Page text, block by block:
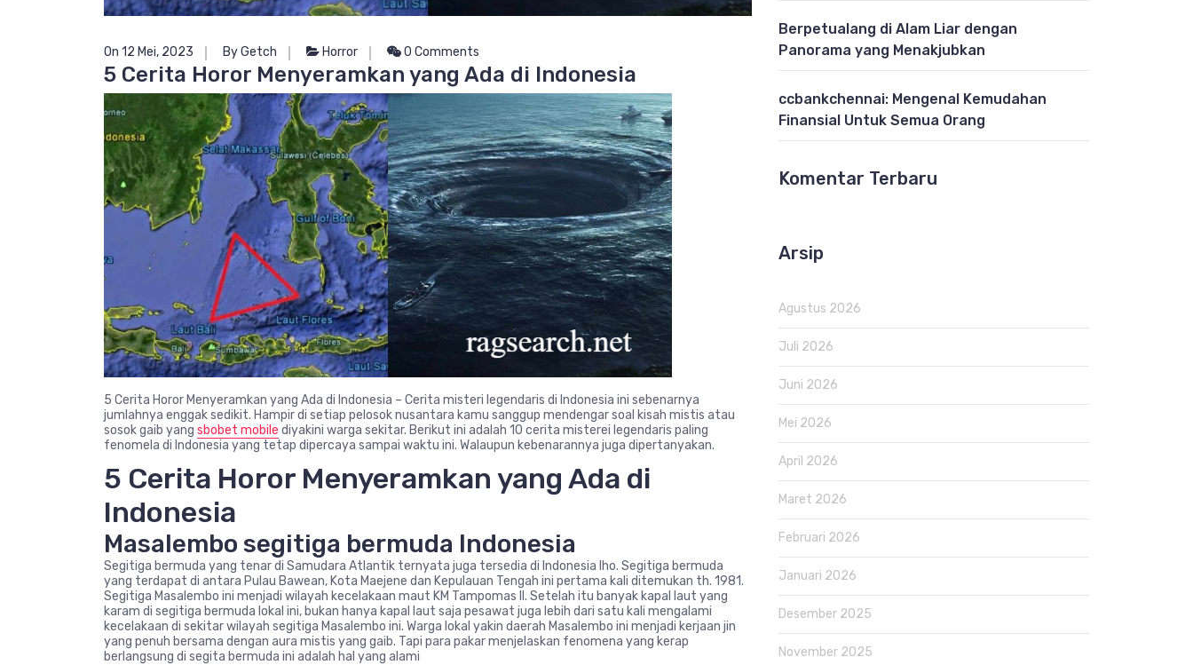
On 12 Mei, 2023 By Getch Horror 0 Comments
5 Cerita Horor Menyeramkan yang Ada di Indonesia
5 Cerita Horor Menyeramkan yang Ada di Indonesia – Cerita misteri legendaris di Indonesia ini sebenarnya
jumlahnya enggak sedikit. Hampir di setiap pelosok nusantara kamu sanggup mendengar soal kisah mistis atau
sosok gaib yang sbobet mobile diyakini warga sekitar. Berikut ini adalah 10 cerita misterei legendaris paling
fenomela di Indonesia yang tetap dipercaya sampai waktu ini. Walaupun kebenarannya juga dipertanyakan.
5 Cerita Horor Menyeramkan yang Ada di
Indonesia
Masalembo segitiga bermuda Indonesia
Segitiga bermuda yang tenar di Samudara Atlantik ternyata juga tersedia di Indonesia lho. Segitiga bermuda
yang terdapat di antara Pulau Bawean, Kota Maejene dan Kepulauan Tengah ini pertama kali ditemukan th. 1981.
Segitiga Masalembo ini menjadi wilayah kecelakaan maut KM Tampomas II. Setelah itu banyak kapal laut yang
karam di segitiga bermuda lokal ini, bukan hanya kapal laut saja pesawat juga lebih dari satu kali mengalami
kecelakaan di sekitar wilayah segitiga Masalembo ini. Warga lokal yakin daerah Masalembo ini menjadi kerjaan jin
yang penuh bersama dengan aura mistis yang gaib. Tapi para pakar menjelaskan fenomena yang kerap
berlangsung di segita bermuda ini adalah hal yang alami
Berpetualang di Alam Liar dengan
Panorama yang Menakjubkan
ccbankchennai: Mengenal Kemudahan
Finansial Untuk Semua Orang
Komentar Terbaru
Arsip
Agustus 2026
Juli 2026
Juni 2026
Mei 2026
April 2026
Maret 2026
Februari 2026
Januari 2026
Desember 2025
November 2025